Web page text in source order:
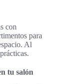
con
para
Al
tu salón